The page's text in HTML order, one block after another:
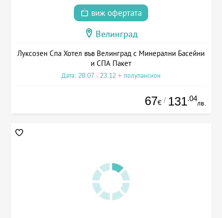
виж офертата
Велинград
Луксозен Спа Хотел във Велинград с Минерални Басейни
и СПА Пакет
Дата: 28.07 - 23.12 + полупансион
67€ / 131.04
лв.